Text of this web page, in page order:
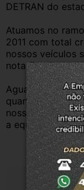
DETRAN do
Atuamos no
2011 com total
nossos veículos
nota fiscal e
Aguardamos
quanto antes.
nossa loja física
a equipe